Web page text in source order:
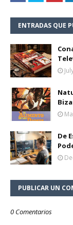
ENTRADAS QUE
De
PUBLICAR UN
0 Comentarios